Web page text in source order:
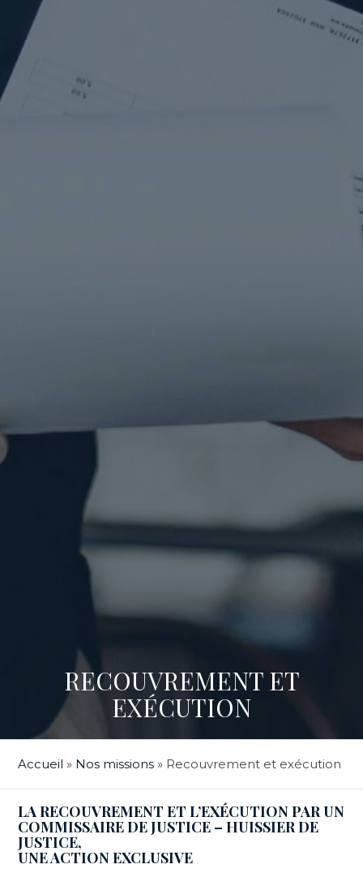
RECOUVREMENT ET
EXÉCUTION
Accueil » Nos missions » Recouvrement et exécution
LA RECOUVREMENT ET L’EXÉCUTION PAR UN
COMMISSAIRE DE JUSTICE – HUISSIER DE
JUSTICE,
UNE ACTION EXCLUSIVE